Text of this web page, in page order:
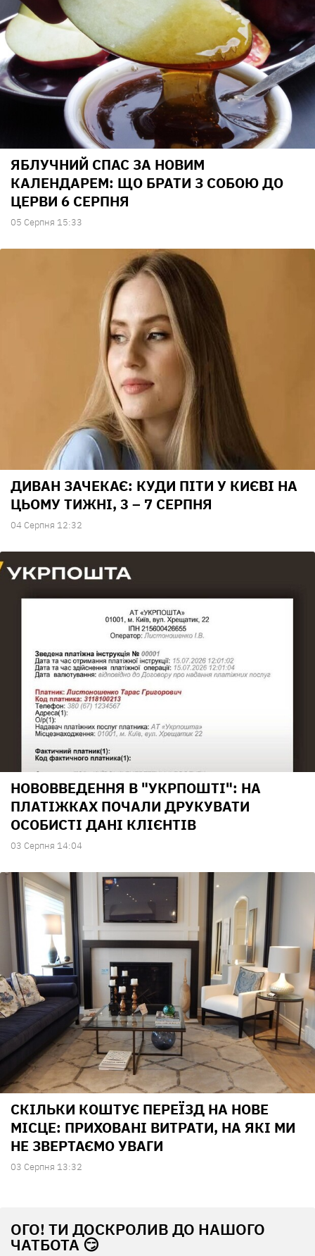
ЯБЛУЧНИЙ СПАС ЗА НОВИМ
КАЛЕНДАРЕМ: ЩО БРАТИ З СОБОЮ ДО
ЦЕРВИ 6 СЕРПНЯ
05 Серпня 15:33
ДИВАН ЗАЧЕКАЄ: КУДИ ПІТИ У КИЄВІ НА
ЦЬОМУ ТИЖНІ, 3 – 7 СЕРПНЯ
04 Серпня 12:32
НОВОВВЕДЕННЯ В "УКРПОШТІ": НА
ПЛАТІЖКАХ ПОЧАЛИ ДРУКУВАТИ
ОСОБИСТІ ДАНІ КЛІЄНТІВ
03 Серпня 14:04
СКІЛЬКИ КОШТУЄ ПЕРЕЇЗД НА НОВЕ
МІСЦЕ: ПРИХОВАНІ ВИТРАТИ, НА ЯКІ МИ
НЕ ЗВЕРТАЄМО УВАГИ
03 Серпня 13:32
ОГО! ТИ ДОСКРОЛИВ ДО НАШОГО
ЧАТБОТА 😏